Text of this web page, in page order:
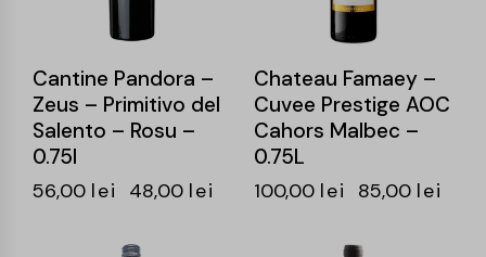
Cantine Pandora –
Zeus – Primitivo del
Salento – Rosu –
0.75l
56,00 lei 48,00 lei
Chateau Famaey –
Cuvee Prestige AOC
Cahors Malbec –
0.75L
100,00 lei 85,00 lei